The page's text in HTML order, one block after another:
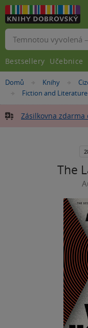
Nacházíte
Domů »Knihy »
»Fiction and Literature
Zásilkovna zdarma
The
Vyhledávání
Bestsellery Učebnice